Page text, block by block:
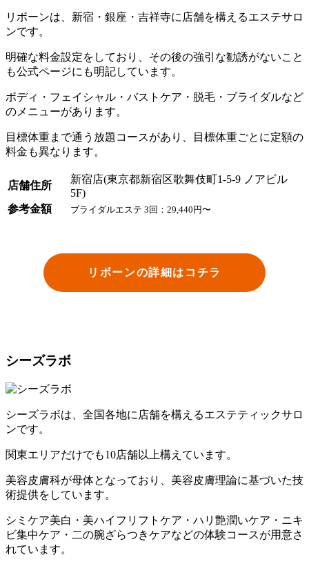
リボーンは、新宿・銀座・吉祥寺に店舗を構えるエステサロ
ンです。
明確な料金設定をしており、その後の強引な勧誘がないこと
も公式ページにも明記しています。
ボディ・フェイシャル・バストケア・脱毛・ブライダルなど
のメニューがあります。
目標体重まで通う放題コースがあり、目標体重ごとに定額の
料金も異なります。
店舗住所
新宿店(東京都新宿区歌舞伎町1-5-9 ノアビル
5F)
参考金額
ブライダルエステ 3回：29,440円〜
リボーンの詳細はコチラ
シーズラボ
シーズラボは、全国各地に店舗を構えるエステティックサロ
ンです。
関東エリアだけでも10店舗以上構えています。
美容皮膚科が母体となっており、美容皮膚理論に基づいた技
術提供をしています。
シミケア美白・美ハイフリフトケア・ハリ艶潤いケア・ニキ
ビ集中ケア・二の腕ざらつきケアなどの体験コースが用意さ
れています。